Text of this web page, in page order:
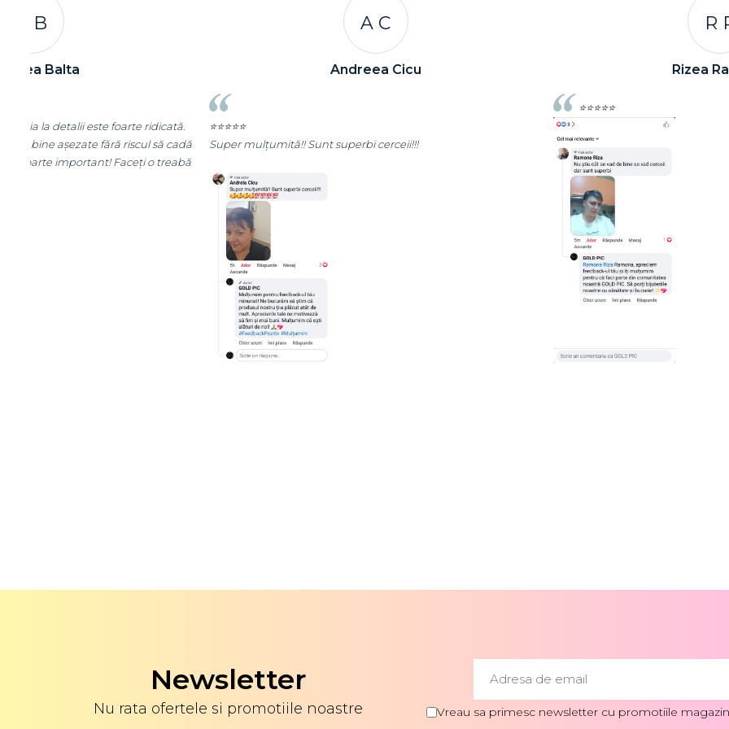
⭐⭐⭐⭐⭐
Super mulțumită!! Sunt superbi cerceii!!!
Newsletter
Nu rata ofertele si promotiile noastre Vreau sa primesc newsletter cu promotiile